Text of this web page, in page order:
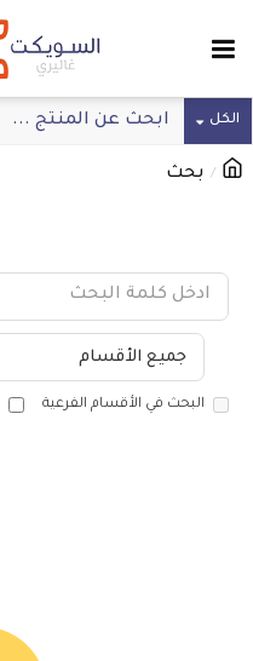
الكل
بحث
البحث في الأقسام الفرعية